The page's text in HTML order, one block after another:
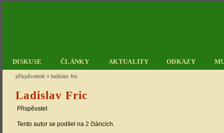
DISKUSE ČLÁNKY AKTUALITY ODKAZY
přispěvatelé » ladislav fric
Ladislav Fric
Přispěvatel
Tento autor se podílel na 2 článcích.